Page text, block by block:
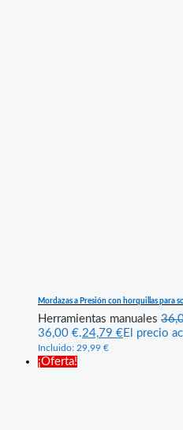
Mordazas a Presión con horquillas para
Herramientas manuales
36,00 €.24,79 €El precio
Incluido: 29,99 €
¡Oferta!